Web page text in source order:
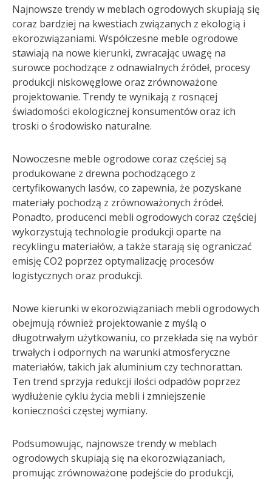
Najnowsze trendy w meblach ogrodowych skupiają się
coraz bardziej na kwestiach związanych z ekologią i
ekorozwiązaniami. Współczesne meble ogrodowe
stawiają na nowe kierunki, zwracając uwagę na
surowce pochodzące z odnawialnych źródeł, procesy
produkcji niskowęglowe oraz zrównoważone
projektowanie. Trendy te wynikają z rosnącej
świadomości ekologicznej konsumentów oraz ich
troski o środowisko naturalne.
Nowoczesne meble ogrodowe coraz częściej są
produkowane z drewna pochodzącego z
certyfikowanych lasów, co zapewnia, że pozyskane
materiały pochodzą z zrównoważonych źródeł.
Ponadto, producenci mebli ogrodowych coraz częściej
wykorzystują technologie produkcji oparte na
recyklingu materiałów, a także starają się ograniczać
emisję CO2 poprzez optymalizację procesów
logistycznych oraz produkcji.
Nowe kierunki w ekorozwiązaniach mebli ogrodowych
obejmują również projektowanie z myślą o
długotrwałym użytkowaniu, co przekłada się na wybór
trwałych i odpornych na warunki atmosferyczne
materiałów, takich jak aluminium czy technorattan.
Ten trend sprzyja redukcji ilości odpadów poprzez
wydłużenie cyklu życia mebli i zmniejszenie
konieczności częstej wymiany.
Podsumowując, najnowsze trendy w meblach
ogrodowych skupiają się na ekorozwiązaniach,
promując zrównoważone podejście do produkcji,